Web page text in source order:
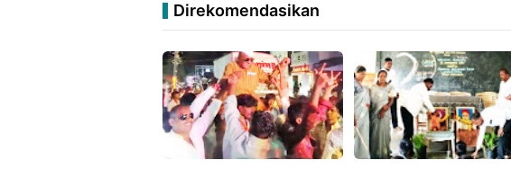
Direkomendasikan